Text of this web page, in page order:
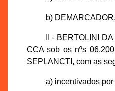
b)
II - BERTOLINI
CCA sob os nºs
SEPLANCTI, com as
a) incentivados